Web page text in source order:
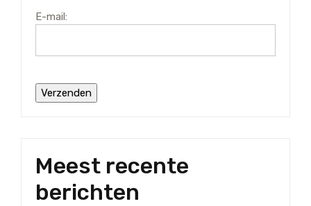
E-mail:
Meest recente
berichten